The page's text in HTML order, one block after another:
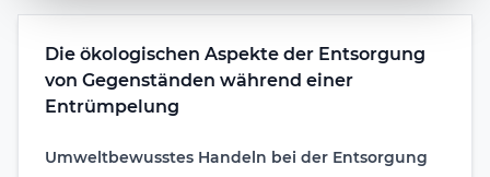
Die ökologischen Aspekte der Entsorgung
von Gegenständen während einer
Entrümpelung
Umweltbewusstes Handeln bei der Entsorgung